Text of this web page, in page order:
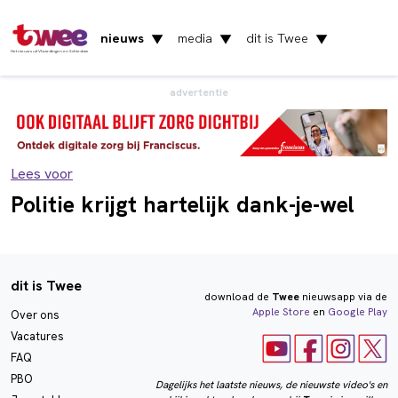
Het nieuws uit Vlaardingen en Schiedam
nieuws ▼ media ▼ dit is Twee ▼
advertentie
Lees voor
Politie krijgt hartelijk dank-je-wel
dit is Twee
Over ons
Vacatures
FAQ
PBO
download de Tweenieuwsapp via de
Apple Store en Google Play
Dagelijks het laatste nieuws, de nieuwste video's en